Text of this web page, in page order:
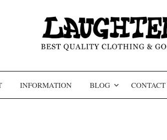
コンテンツへス
INFORMATION BLOG CONTACT